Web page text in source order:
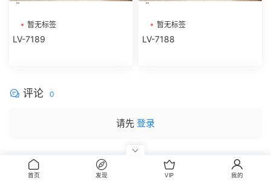
暂无标签
LV-7189
暂无标签
LV-7188
评论 0
请先 登录
首页 发现 VIP 我的